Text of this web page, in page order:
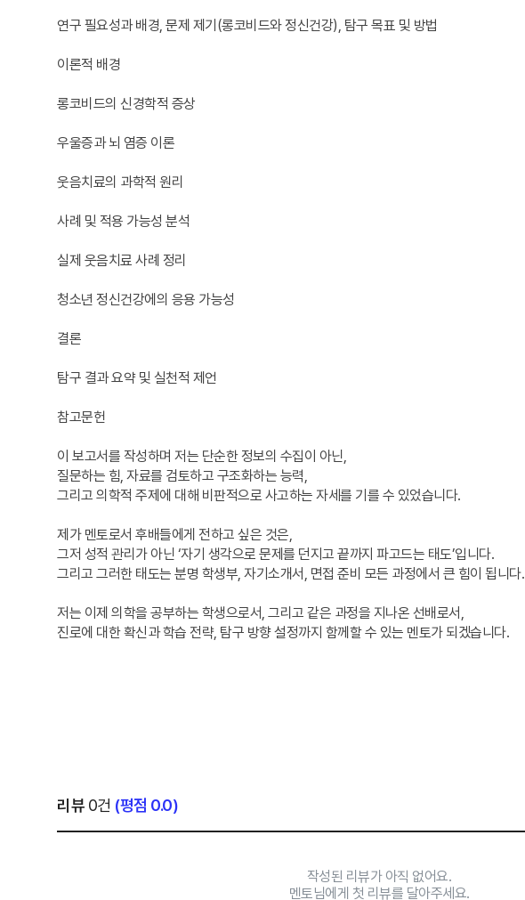
연구 필요성과 배경, 문제 제기(롱코비드와 정신건강), 탐구 목표 및 방법
이론적 배경
롱코비드의 신경학적 증상
우울증과 뇌 염증 이론
웃음치료의 과학적 원리
사례 및 적용 가능성 분석
실제 웃음치료 사례 정리
청소년 정신건강에의 응용 가능성
결론
탐구 결과 요약 및 실천적 제언
참고문헌
이 보고서를 작성하며 저는 단순한 정보의 수집이 아닌,
질문하는 힘, 자료를 검토하고 구조화하는 능력,
그리고 의학적 주제에 대해 비판적으로 사고하는 자세를 기를 수 있었습니다.
제가 멘토로서 후배들에게 전하고 싶은 것은,
그저 성적 관리가 아닌 ‘자기 생각으로 문제를 던지고 끝까지 파고드는 태도’입니다.
그리고 그러한 태도는 분명 학생부, 자기소개서, 면접 준비 모든 과정에서 큰 힘이 됩니다.
저는 이제 의학을 공부하는 학생으로서, 그리고 같은 과정을 지나온 선배로서,
진로에 대한 확신과 학습 전략, 탐구 방향 설정까지 함께할 수 있는 멘토가 되겠습니다.
리뷰 0건 (평점 0.0)
작성된 리뷰가 아직 없어요.
멘토님에게 첫 리뷰를 달아주세요.